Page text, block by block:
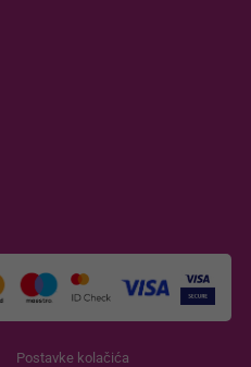
Postavke kolačića